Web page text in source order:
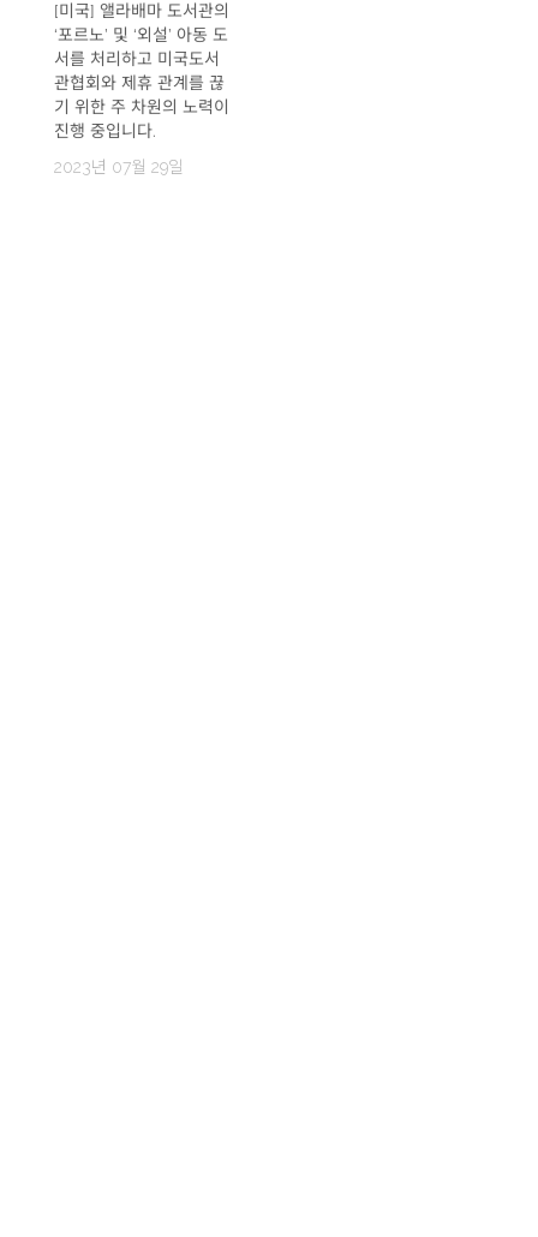
[미국] 앨라배마 도서관의
‘포르노’ 및 ‘외설’ 아동 도
서를 처리하고 미국도서
관협회와 제휴 관계를 끊
기 위한 주 차원의 노력이
진행 중입니다.
2023년 07월 29일